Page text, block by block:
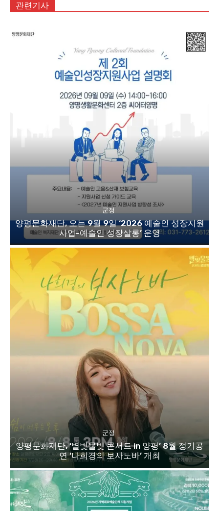
관련기사
군정
양평문화재단, 오는 9월 9일 ‘2026 예술인 성장지원
사업-예술인 성장살롱’ 운영
군정
양평문화재단, ‘별빛물빛 콘서트 in 양평’ 8월 정기공
연 ‘나희경의 보사노바’ 개최